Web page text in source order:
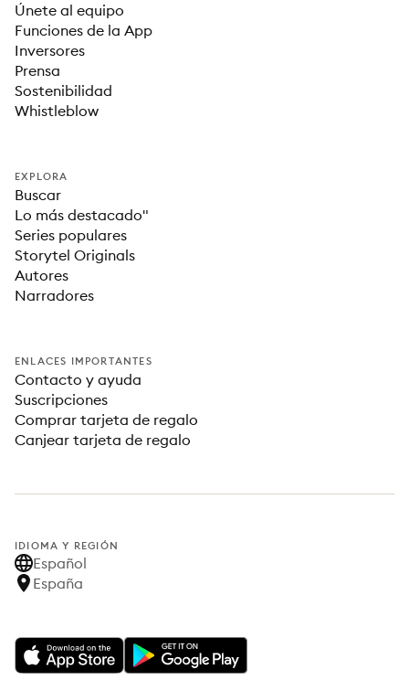
Únete al equipo
Funciones de la App
Inversores
Prensa
Sostenibilidad
Whistleblow
EXPLORA
Buscar
Lo más destacado"
Series populares
Storytel Originals
Autores
Narradores
ENLACES IMPORTANTES
Contacto y ayuda
Suscripciones
Comprar tarjeta de regalo
Canjear tarjeta de regalo
IDIOMA Y REGIÓN
Español
España